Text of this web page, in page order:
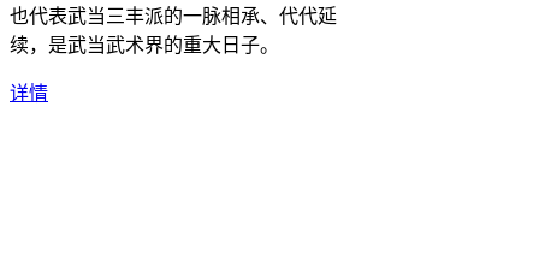
也代表武当三丰派的一脉相承、代代延
续，是武当武术界的重大日子。
详情